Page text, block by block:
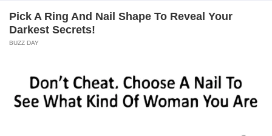
+ Indeks Berita
Redaksi Tentang Kami Sitemap Beriklan
Info Iklan